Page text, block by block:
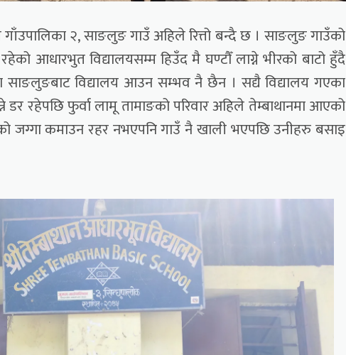
२, साङलुङ गाउँ अहिले रित्तो बन्दै छ । साङलुङ गाउँको
आधारभुत विद्यालयसम्म हिउँद मै घण्टौँ लाग्ने भीरको बाटो हुँदै
साङलुङबाट विद्यालय आउन सम्भव नै छैन । सद्यै विद्यालय गएका
रहेपछि फुर्वा लामू तामाङको परिवार अहिले तेम्बाथानमा आएको
जग्गा कमाउन रहर नभएपनि गाउँ नै खाली भएपछि उनीहरु बसाइ